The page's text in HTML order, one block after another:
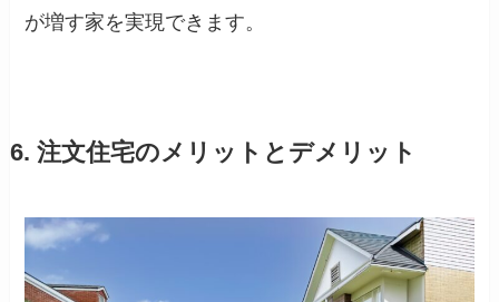
が増す家を実現できます。
6. 注文住宅のメリットとデメリット